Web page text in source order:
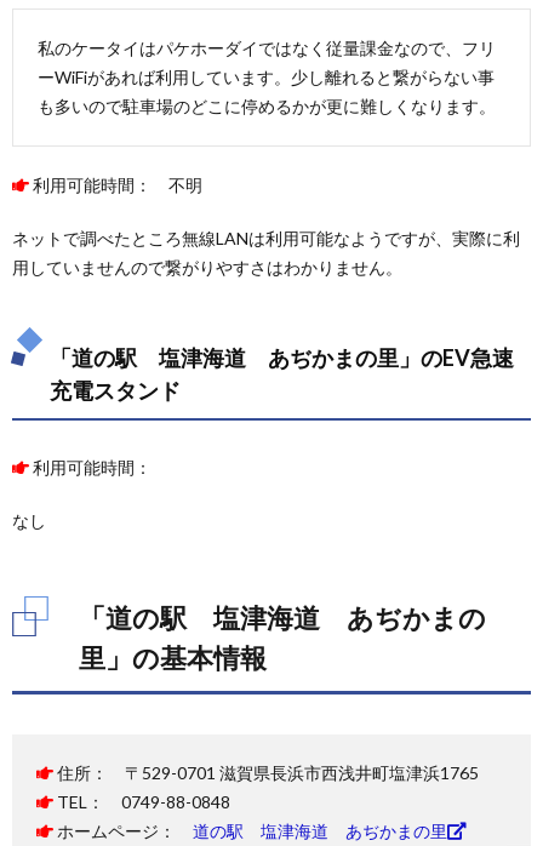
私のケータイはパケホーダイではなく従量課金なので、フリ
ーWiFiがあれば利用しています。少し離れると繋がらない事
も多いので駐車場のどこに停めるかが更に難しくなります。
利用可能時間： 不明
ネットで調べたところ無線LANは利用可能なようですが、実際に利
用していませんので繋がりやすさはわかりません。
「道の駅 塩津海道 あぢかまの里」のEV急速
充電スタンド
利用可能時間：
なし
「道の駅 塩津海道 あぢかまの
里」の基本情報
住所： 〒529-0701 滋賀県長浜市西浅井町塩津浜1765
TEL： 0749-88-0848
ホームページ： 道の駅 塩津海道 あぢかまの里